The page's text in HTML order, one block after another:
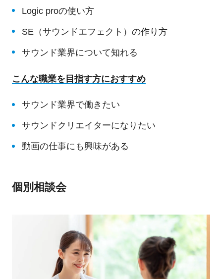
Logic proの使い方
SE（サウンドエフェクト）の作り方
サウンド業界について知れる
こんな職業を目指す方におすすめ
サウンド業界で働きたい
サウンドクリエイターになりたい
動画の仕事にも興味がある
個別相談会